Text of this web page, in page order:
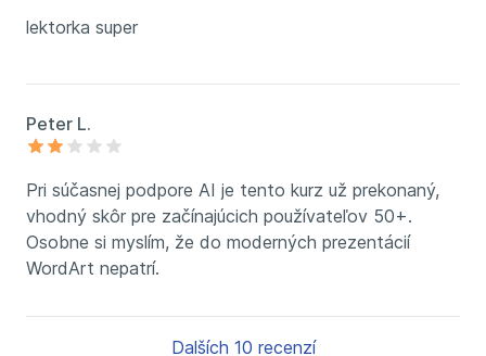
lektorka super
Peter L.
Pri súčasnej podpore AI je tento kurz už prekonaný,
vhodný skôr pre začínajúcich používateľov 50+.
Osobne si myslím, že do moderných prezentácií
WordArt nepatrí.
Dalších 10 recenzí